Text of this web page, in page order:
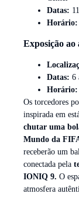
Datas:
Horário:
Exposição
Datas: 6
Horário:
Os torcedores
inspirada em
chutar uma
Mundo da
receberão um
conectada pela
IONIQ 9. O
atmosfera